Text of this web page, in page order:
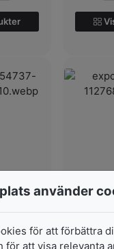
använder
för att förbättra
för att visa relevanta